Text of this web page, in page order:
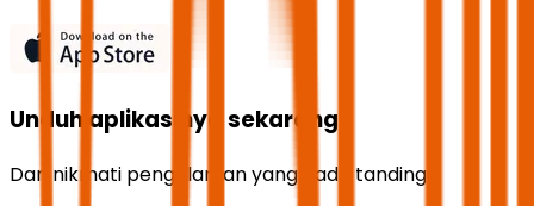
Unduh aplikasinya sekarang
Dan nikmati pengalaman yang tiada tanding!